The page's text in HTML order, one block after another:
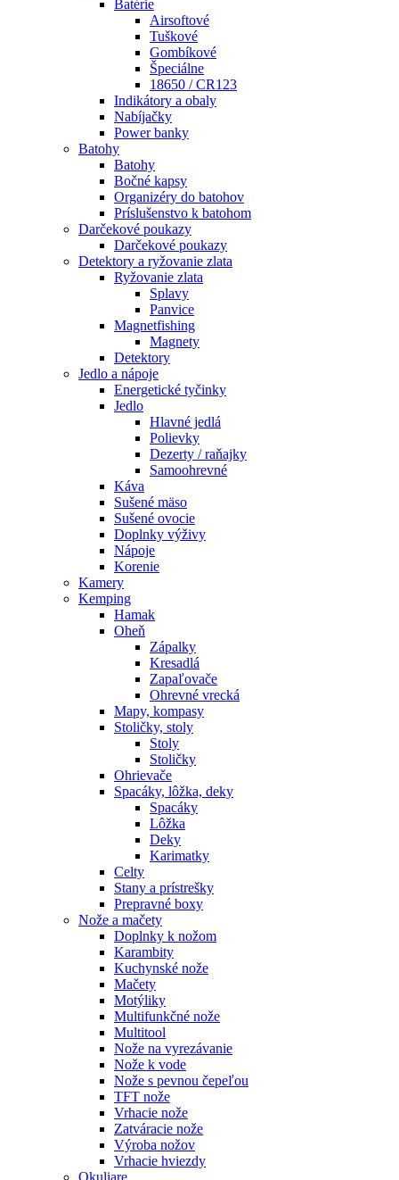
Batérie
Airsoftové
Tuškové
Gombíkové
Špeciálne
18650 / CR123
Indikátory a obaly
Nabíjačky
Power banky
Batohy
Batohy
Bočné kapsy
Organizéry do batohov
Príslušenstvo k batohom
Darčekové poukazy
Darčekové poukazy
Detektory a ryžovanie zlata
Ryžovanie zlata
Splavy
Panvice
Magnetfishing
Magnety
Detektory
Jedlo a nápoje
Energetické tyčinky
Jedlo
Hlavné jedlá
Polievky
Dezerty / raňajky
Samoohrevné
Káva
Sušené mäso
Sušené ovocie
Doplnky výživy
Nápoje
Korenie
Kamery
Kemping
Hamak
Oheň
Zápalky
Kresadlá
Zapaľovače
Ohrevné vrecká
Mapy, kompasy
Stoličky, stoly
Stoly
Stoličky
Ohrievače
Spacáky, lôžka, deky
Spacáky
Lôžka
Deky
Karimatky
Celty
Stany a prístrešky
Prepravné boxy
Nože a mačety
Doplnky k nožom
Karambity
Kuchynské nože
Mačety
Motýliky
Multifunkčné nože
Multitool
Nože na vyrezávanie
Nože k vode
Nože s pevnou čepeľou
TFT nože
Vrhacie nože
Zatváracie nože
Výroba nožov
Vrhacie hviezdy
Okuliare